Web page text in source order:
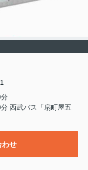
分
分 西武バス「扇町屋五
わせ